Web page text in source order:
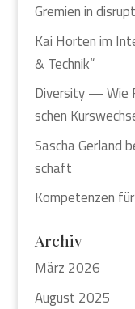
Gre­mi­en in
Kai Hor­ten im
& Tech­nik“
Diver­si­ty — Wie
schen
Sascha Ger­land
schaft
Kom­pe­ten­zen
Archiv
März 2026
August 2025